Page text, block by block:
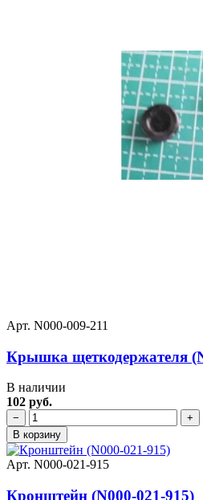
Арт. N000-009-211
Крышка щеткодержателя
В наличии
102 руб.
−
+
В корзину
Арт. N000-021-915
Кронштейн (N000-021-915)